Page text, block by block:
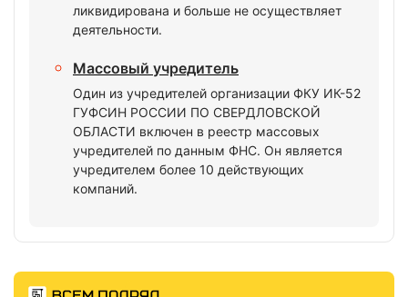
ликвидирована и больше не осуществляет
деятельности.
Массовый учредитель
Один из учредителей организации ФКУ ИК-52
ГУФСИН РОССИИ ПО СВЕРДЛОВСКОЙ
ОБЛАСТИ включен в реестр массовых
учредителей по данным ФНС. Он является
учредителем более 10 действующих
компаний.